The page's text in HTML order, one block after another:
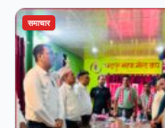
समाचार